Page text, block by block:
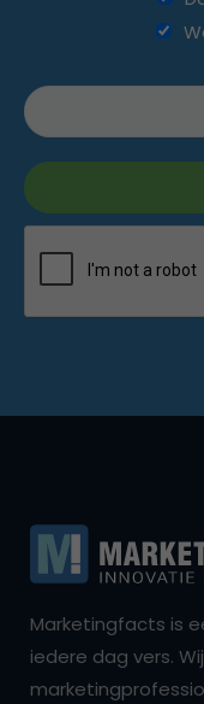
Marketingfacts is
iedere dag vers.